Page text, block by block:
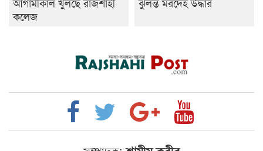
কলেজ